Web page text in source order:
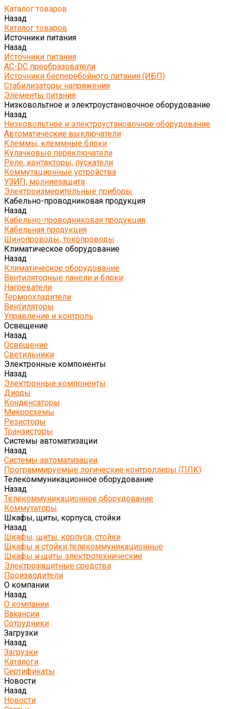
Каталог товаров
Назад
Каталог товаров
Источники питания
Назад
Источники питания
AC-DC преобразователи
Источники бесперебойного питания (ИБП)
Стабилизаторы напряжения
Элементы питания
Низковольтное и электроустановочное оборудование
Назад
Низковольтное и электроустановочное оборудование
Автоматические выключатели
Клеммы, клеммные блоки
Кулачковые переключатели
Реле, контакторы, пускатели
Коммутационные устройства
УЗИП, молниезащита
Электроизмерительные приборы
Кабельно-проводниковая продукция
Назад
Кабельно-проводниковая продукция
Кабельная продукция
Шинопроводы, токопроводы
Климатическое оборудование
Назад
Климатическое оборудование
Вентиляторные панели и блоки
Нагреватели
Термоохладители
Вентиляторы
Управление и контроль
Освещение
Назад
Освещение
Светильники
Электронные компоненты
Назад
Электронные компоненты
Диоды
Конденсаторы
Микросхемы
Резисторы
Транзисторы
Системы автоматизации
Назад
Системы автоматизации
Программируемые логические контроллеры (ПЛК)
Телекоммуникационное оборудование
Назад
Телекоммуникационное оборудование
Коммутаторы
Шкафы, щиты, корпуса, стойки
Назад
Шкафы, щиты, корпуса, стойки
Шкафы и стойки телекоммуникационные
Шкафы и щиты электротехнические
Электрозащитные средства
Производители
О компании
Назад
О компании
Вакансии
Сотрудники
Загрузки
Назад
Загрузки
Каталоги
Сертификаты
Новости
Назад
Новости